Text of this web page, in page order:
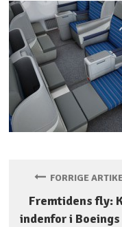
FORRIGE
Fremtidens fly:
indenfor i Boeings